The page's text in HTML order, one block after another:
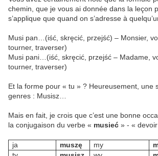
chemin, que je vous ai donnée dans la leçon
s’applique que quand on s’adresse à
Musi pan…(iść, skręcić, przejść) – Monsier,
tourner, traverser)
Musi pani…(iść, skręcić, przejść – Madame,
tourner, traverser)
Et la forme pour « tu » ? Heureusement, une
genres : Musisz…
Mais en fait, je crois que c’est une bonne
la conjugaison du verbe « musieć » - «
ja muszę my